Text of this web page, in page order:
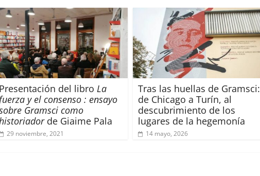
Presentación del libro La
fuerza y el consenso : ensayo
Gramsci como
de Giaime Pala
29 noviembre, 2021
Tras las huellas de Gramsci:
de Chicago a Turín, al
descubrimiento de los
lugares de la hegemonía
14 mayo, 2026